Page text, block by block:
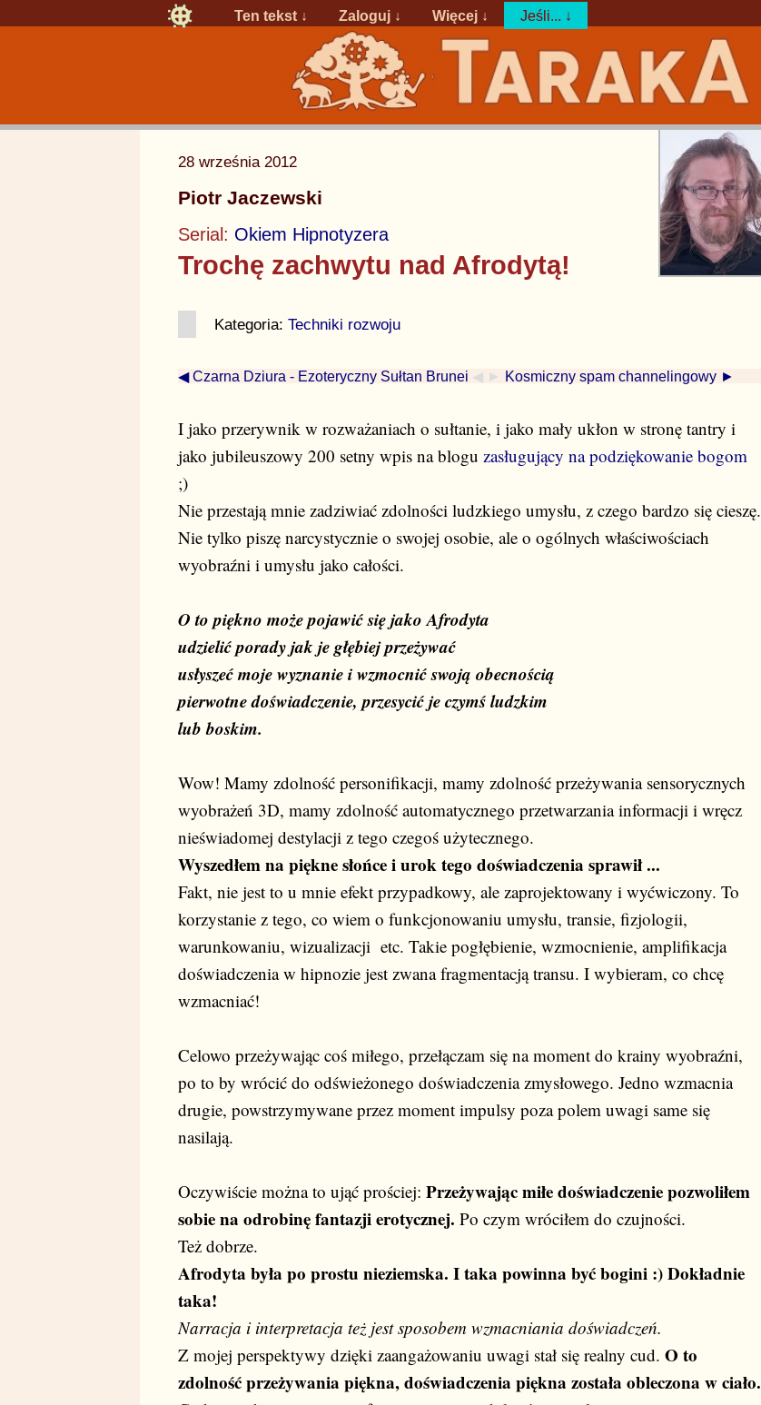
Ten tekst ↓ Zaloguj ↓ Więcej ↓ Jeśli... ↓
28 września 2012
Piotr Jaczewski
Serial: Okiem Hipnotyzera
Trochę zachwytu nad Afrodytą!
Kategoria: Techniki rozwoju
◀ Czarna Dziura - Ezoteryczny Sułtan Brunei ◀ ► Kosmiczny spam channelingowy ►
I jako przerywnik w rozważaniach o sułtanie, i jako mały ukłon w stronę tantry i
jako jubileuszowy 200 setny wpis na blogu zasługujący na podziękowanie bogom
;)
Nie przestają mnie zadziwiać zdolności ludzkiego umysłu, z czego bardzo się cieszę.
Nie tylko piszę narcystycznie o swojej osobie, ale o ogólnych właściwościach
wyobraźni i umysłu jako całości.
O to piękno może pojawić się jako Afrodyta
udzielić porady jak je głębiej przeżywać
usłyszeć moje wyznanie i wzmocnić swoją obecnością
pierwotne doświadczenie, przesycić je czymś ludzkim
lub boskim.
Wow! Mamy zdolność personifikacji, mamy zdolność przeżywania sensorycznych
wyobrażeń 3D, mamy zdolność automatycznego przetwarzania informacji i wręcz
nieświadomej destylacji z tego czegoś użytecznego.
Wyszedłem na piękne słońce i urok tego doświadczenia sprawił ...
Fakt, nie jest to u mnie efekt przypadkowy, ale zaprojektowany i wyćwiczony. To
korzystanie z tego, co wiem o funkcjonowaniu umysłu, transie, fizjologii,
warunkowaniu, wizualizacji etc. Takie pogłębienie, wzmocnienie, amplifikacja
doświadczenia w hipnozie jest zwana fragmentacją transu. I wybieram, co chcę
wzmacniać!
Celowo przeżywając coś miłego, przełączam się na moment do krainy wyobraźni,
po to by wrócić do odświeżonego doświadczenia zmysłowego. Jedno wzmacnia
drugie, powstrzymywane przez moment impulsy poza polem uwagi same się
nasilają.
Oczywiście można to ująć prościej: Przeżywając miłe doświadczenie pozwoliłem
sobie na odrobinę fantazji erotycznej. Po czym wróciłem do czujności.
Też dobrze.
Afrodyta była po prostu nieziemska. I taka powinna być bogini :) Dokładnie
taka!
Narracja i interpretacja też jest sposobem wzmacniania doświadczeń.
Z mojej perspektywy dzięki zaangażowaniu uwagi stał się realny cud. O to
zdolność przeżywania piękna, doświadczenia piękna została obleczona w ciało.